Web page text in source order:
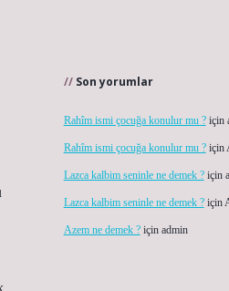
Son yorumlar
Rahîm ismi çocuğa konulur mu ?için
Rahîm ismi çocuğa konulur mu ?için
Lazca kalbim seninle ne demek ?için
Lazca kalbim seninle ne demek ?için
Azem ne demek ?için admin